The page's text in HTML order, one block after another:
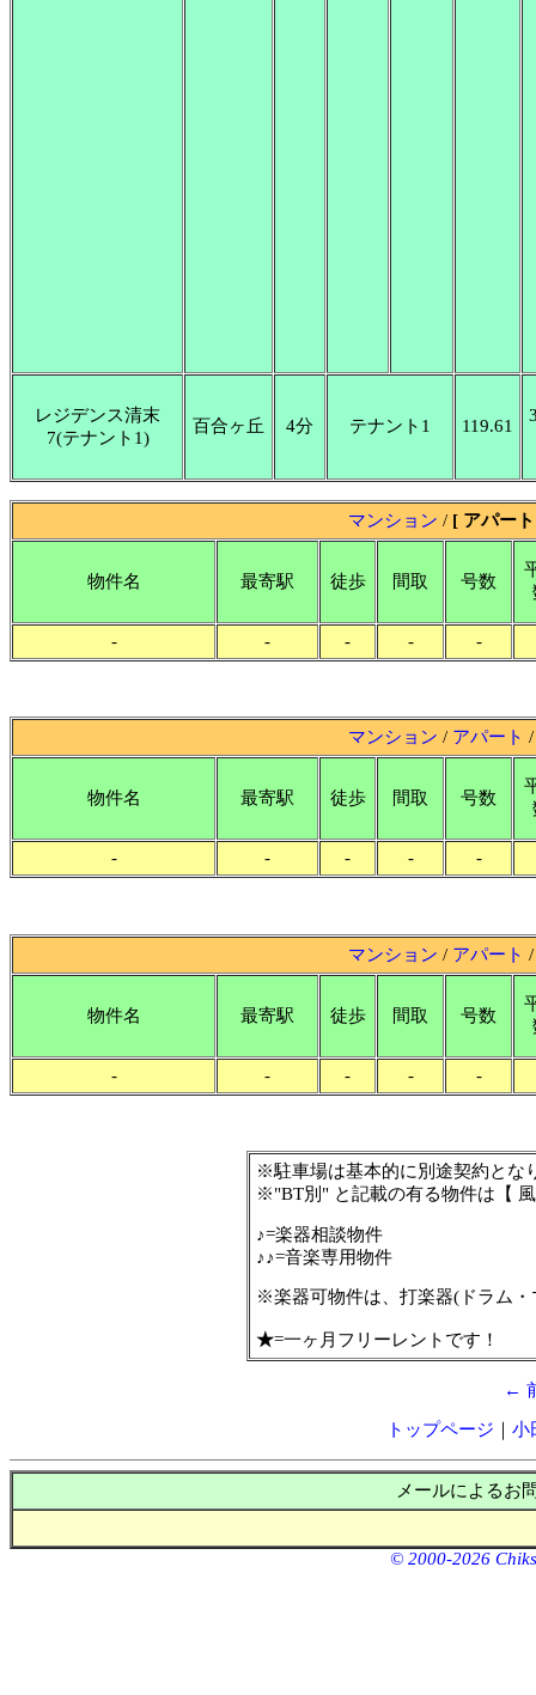
レジデンス清末
7(テナント1)
百合ヶ丘 4分 テナント1 119.61
マンション / [ アパー
物件名 最寄駅 徒歩 間取 号数
- - - - -
マンション / アパート
物件名 最寄駅 徒歩 間取 号数
- - - - -
マンション / アパート
物件名 最寄駅 徒歩 間取 号数
- - - - -
※駐車場は基本的に別途契約とな
※"BT別" と記載の有る物件は【
♪=楽器相談物件
♪♪=音楽専用物件
※楽器可物件は、打楽器(ドラム
★=一ヶ月フリーレントです！
←
トップページ 小
メールによるお
© 2000-2026